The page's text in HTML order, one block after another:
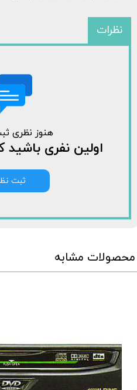
نظرات
هنوز نظری
اولین نفری
ثبت
محصولات مشابه